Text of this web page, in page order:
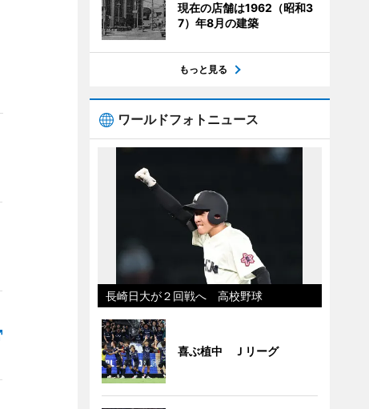
現在の店舗は1962（昭和3
7）年8月の建築
もっと見る
ワールドフォトニュース
長崎日大が２回戦へ 高校野球
喜ぶ植中 Ｊリーグ